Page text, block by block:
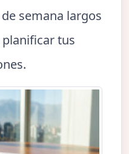
semana largos
tus